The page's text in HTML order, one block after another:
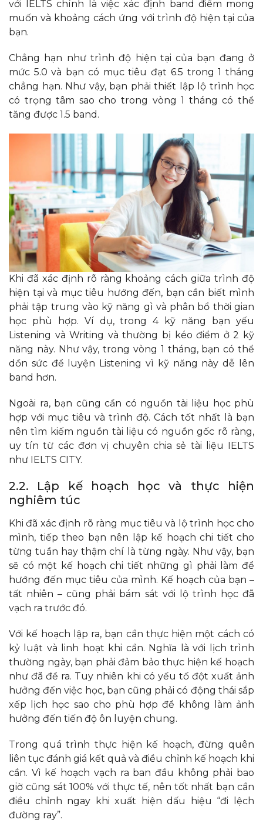
với IELTS chính là việc xác định band điểm mong
muốn và khoảng cách ứng với trình độ hiện tại của
bạn.
Chẳng hạn như trình độ hiện tại của bạn đang ở
mức 5.0 và bạn có mục tiêu đạt 6.5 trong 1 tháng
chẳng hạn. Như vậy, bạn phải thiết lập lộ trình học
có trọng tâm sao cho trong vòng 1 tháng có thể
tăng được 1.5 band.
Khi đã xác định rõ ràng khoảng cách giữa trình độ
hiện tại và mục tiêu hướng đến, bạn cần biết mình
phải tập trung vào kỹ năng gì và phân bổ thời gian
học phù hợp. Ví dụ, trong 4 kỹ năng bạn yếu
Listening và Writing và thường bị kéo điểm ở 2 kỹ
năng này. Như vậy, trong vòng 1 tháng, bạn có thể
dồn sức để luyện Listening vì kỹ năng này dễ lên
band hơn.
Ngoài ra, bạn cũng cần có nguồn tài liệu học phù
hợp với mục tiêu và trình độ. Cách tốt nhất là bạn
nên tìm kiếm nguồn tài liệu có nguồn gốc rõ ràng,
uy tín từ các đơn vị chuyên chia sẻ tài liệu IELTS
như IELTS CITY.
2.2. Lập kế hoạch học và thực hiện
nghiêm túc
Khi đã xác định rõ ràng mục tiêu và lộ trình học cho
mình, tiếp theo bạn nên lập kế hoạch chi tiết cho
từng tuần hay thậm chí là từng ngày. Như vậy, bạn
sẽ có một kế hoạch chi tiết những gì phải làm để
hướng đến mục tiêu của mình. Kế hoạch của bạn –
tất nhiên – cũng phải bám sát với lộ trình học đã
vạch ra trước đó.
Với kế hoạch lập ra, bạn cần thực hiện một cách có
kỷ luật và linh hoạt khi cần. Nghĩa là với lịch trình
thường ngày, bạn phải đảm bảo thực hiện kế hoạch
như đã đề ra. Tuy nhiên khi có yếu tố đột xuất ảnh
hưởng đến việc học, bạn cũng phải có động thái sắp
xếp lịch học sao cho phù hợp để không làm ảnh
hưởng đến tiến độ ôn luyện chung.
Trong quá trình thực hiện kế hoạch, đừng quên
liên tục đánh giá kết quả và điều chỉnh kế hoạch khi
cần. Vì kế hoạch vạch ra ban đầu không phải bao
giờ cũng sát 100% với thực tế, nên tốt nhất bạn cần
điều chỉnh ngay khi xuất hiện dấu hiệu “đi lệch
đường ray”.